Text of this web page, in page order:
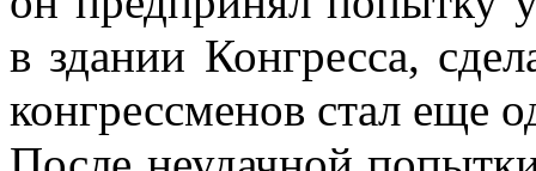
в здании Конгресса,
конгрессменов стал еще